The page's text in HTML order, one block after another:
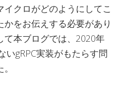
クロがどのようにしてこ
をお伝えする必要があり
て本ブログでは、2020年
いgRPC実装がもたらす問